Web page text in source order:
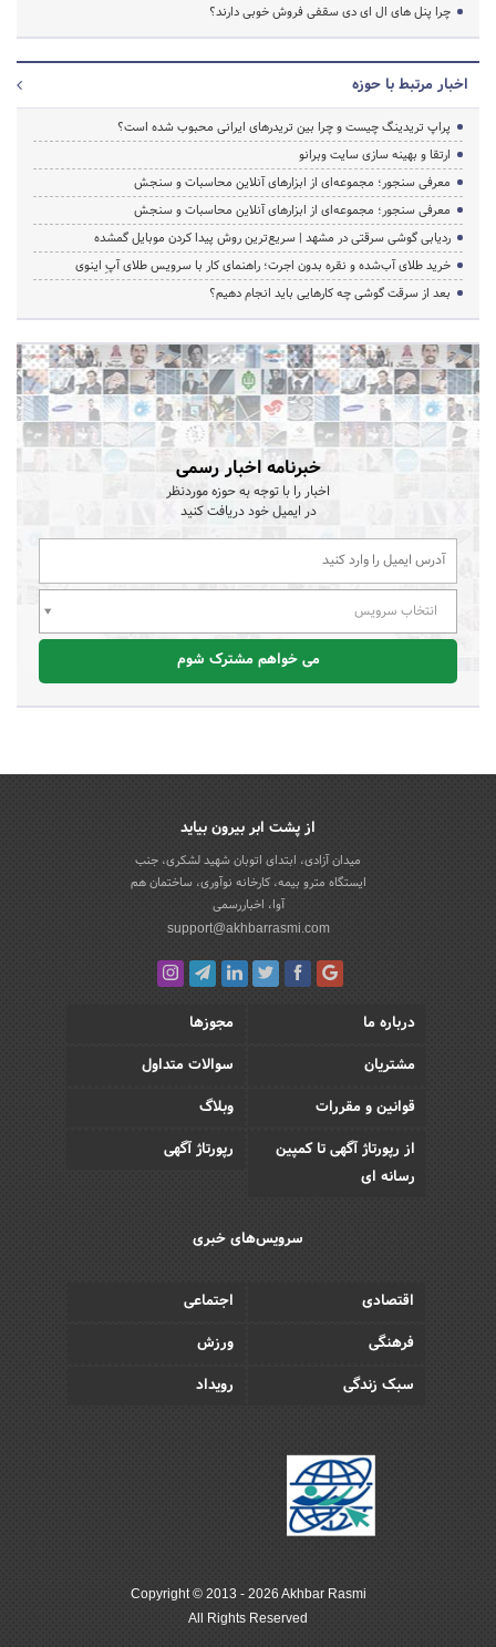
چرا پنل های ال ای دی سقفی فروش خوبی دارند؟
اخبار مرتبط با حوزه
پراپ تریدینگ چیست و چرا بین تریدرهای ایرانی محبوب شده است؟
ارتقا و بهینه سازی سایت وبرانو
معرفی سنجور؛ مجموعه‌ای از ابزارهای آنلاین محاسبات و سنجش
معرفی سنجور؛ مجموعه‌ای از ابزارهای آنلاین محاسبات و سنجش
ردیابی گوشی سرقتی در مشهد | سریع‌ترین روش پیدا کردن موبایل گمشده
خرید طلای آب‌شده و نقره بدون اجرت؛ راهنمای کار با سرویس طلای آپِ اینوی
بعد از سرقت گوشی چه کارهایی باید انجام دهیم؟
خبرنامه اخبار رسمی
اخبار را با توجه به حوزه موردنظر
در ایمیل خود دریافت کنید
انتخاب سرویس
می خواهم مشترک شوم
از پشت ابر بیرون بیاید
میدان آزادی، ابتدای اتوبان شهید لشکری، جنب
ایستگاه مترو بیمه، کارخانه نوآوری، ساختمان هم
آوا، اخباررسمی
support@akhbarrasmi.com
درباره ما
مجوزها
مشتریان
سوالات متداول
قوانین و مقررات
وبلاگ
از رپورتاژ آگهی تا کمپین
رسانه ای
رپورتاژ آگهی
سرویس‌های خبری
اقتصادی
اجتماعی
فرهنگی
ورزش
سبک زندگی
رویداد
Copyright © 2013 - 2026 Akhbar Rasmi
All Rights Reserved